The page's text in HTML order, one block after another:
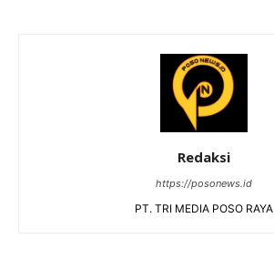
Redaksi
https://posonews.id
PT. TRI MEDIA POSO RAYA